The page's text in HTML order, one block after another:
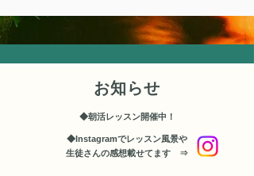
お知らせ
◆朝活レッスン開催中！
◆Instagramでレッスン風景や
生徒さんの感想載せてます ⇒